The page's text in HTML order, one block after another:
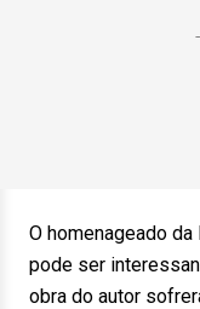
O homenageado
pode ser
obra do autor